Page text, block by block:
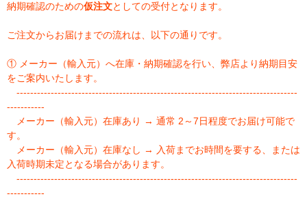
納期確認のための仮注文としての受付となります。
ご注文からお届けまでの流れは、以下の通りです。
① メーカー（輸入元）へ在庫・納期確認を行い、弊店より納期目安
をご案内いたします。
----------------------------------------------------------------------------------
-----------
メーカー（輸入元）在庫あり → 通常 2～7日程度でお届け可能で
す。
メーカー（輸入元）在庫なし → 入荷までお時間を要する、または
入荷時期未定となる場合があります。
----------------------------------------------------------------------------------
-----------